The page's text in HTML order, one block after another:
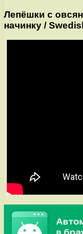
Лепёшки с
начинку /